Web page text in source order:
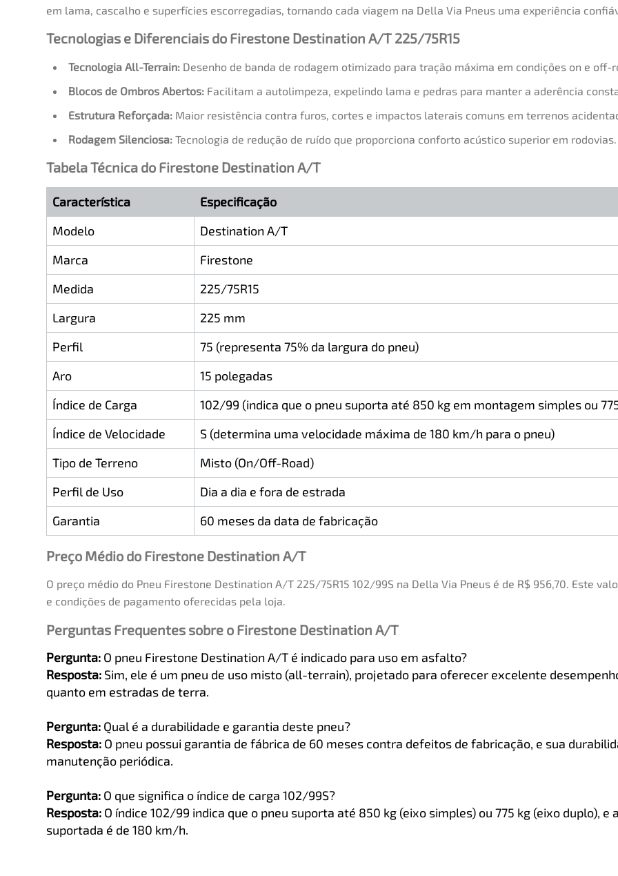
em lama, cascalho e superfícies escorregadias, tornando cada viagem na Della Via Pneus uma experiência
Tecnologias e Diferenciais do Firestone Destination A/T 225/75R15
Tecnologia All-Terrain: Desenho de banda de rodagem otimizado para tração máxima em condições on e off-
Blocos de Ombros Abertos: Facilitam a autolimpeza, expelindo lama e pedras para manter a aderência
Estrutura Reforçada: Maior resistência contra furos, cortes e impactos laterais comuns em terrenos
Rodagem Silenciosa: Tecnologia de redução de ruído que proporciona conforto acústico superior em rodovias.
Tabela Técnica do Firestone Destination A/T
Característica
Especificação
Modelo
Destination A/T
Marca
Firestone
Medida
225/75R15
Largura
225 mm
Perfil
75 (representa 75% da largura do pneu)
Aro
15 polegadas
Índice de Carga
102/99 (indica que o pneu suporta até 850 kg em montagem simples ou
Índice de Velocidade
S (determina uma velocidade máxima de 180 km/h para o pneu)
Tipo de Terreno
Misto (On/Off-Road)
Perfil de Uso
Dia a dia e fora de estrada
Garantia
60 meses da data de fabricação
Preço Médio do Firestone Destination A/T
O preço médio do Pneu Firestone Destination A/T 225/75R15 102/99S na Della Via Pneus é de R$ 956,70. Este
e condições de pagamento oferecidas pela loja.
Perguntas Frequentes sobre o Firestone Destination A/T
Pergunta: O pneu Firestone Destination A/T é indicado para uso em asfalto?
Resposta: Sim, ele é um pneu de uso misto (all-terrain), projetado para oferecer excelente
quanto em estradas de terra.
Pergunta: Qual é a durabilidade e garantia deste pneu?
Resposta: O pneu possui garantia de fábrica de 60 meses contra defeitos de fabricação, e sua
manutenção periódica.
Pergunta: O que significa o índice de carga 102/99S?
Resposta: O índice 102/99 indica que o pneu suporta até 850 kg (eixo simples) ou 775 kg (eixo duplo),
suportada é de 180 km/h.